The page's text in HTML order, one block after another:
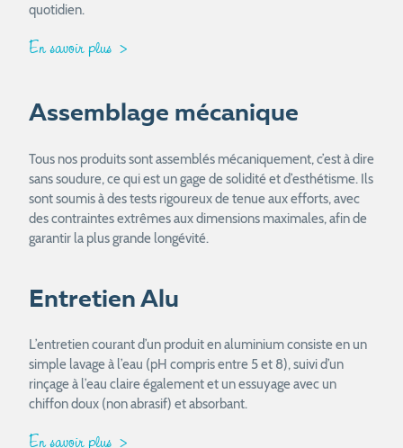
quotidien.
En savoir plus
Assemblage mécanique
Tous nos produits sont assemblés mécaniquement, c’est à dire
sans soudure, ce qui est un gage de solidité et d’esthétisme. Ils
sont soumis à des tests rigoureux de tenue aux efforts, avec
des contraintes extrêmes aux dimensions maximales, afin de
garantir la plus grande longévité.
Entretien Alu
L’entretien courant d’un produit en aluminium consiste en un
simple lavage à l’eau (pH compris entre 5 et 8), suivi d’un
rinçage à l’eau claire également et un essuyage avec un
chiffon doux (non abrasif) et absorbant.
En savoir plus